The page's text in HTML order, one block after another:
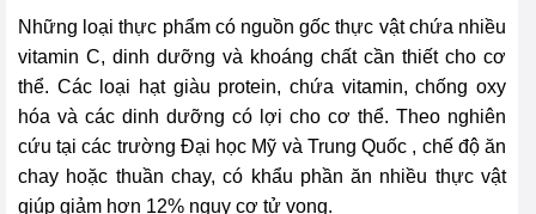
Những loại thực phẩm có nguồn gốc thực vật chứa nhiều
vitamin C, dinh dưỡng và khoáng chất cần thiết cho cơ
thể. Các loại hạt giàu protein, chứa vitamin, chống oxy
hóa và các dinh dưỡng có lợi cho cơ thể. Theo nghiên
cứu tại các trường Đại học Mỹ và Trung Quốc , chế độ ăn
chay hoặc thuần chay, có khẩu phần ăn nhiều thực vật
giúp giảm hơn 12% nguy cơ tử vong.